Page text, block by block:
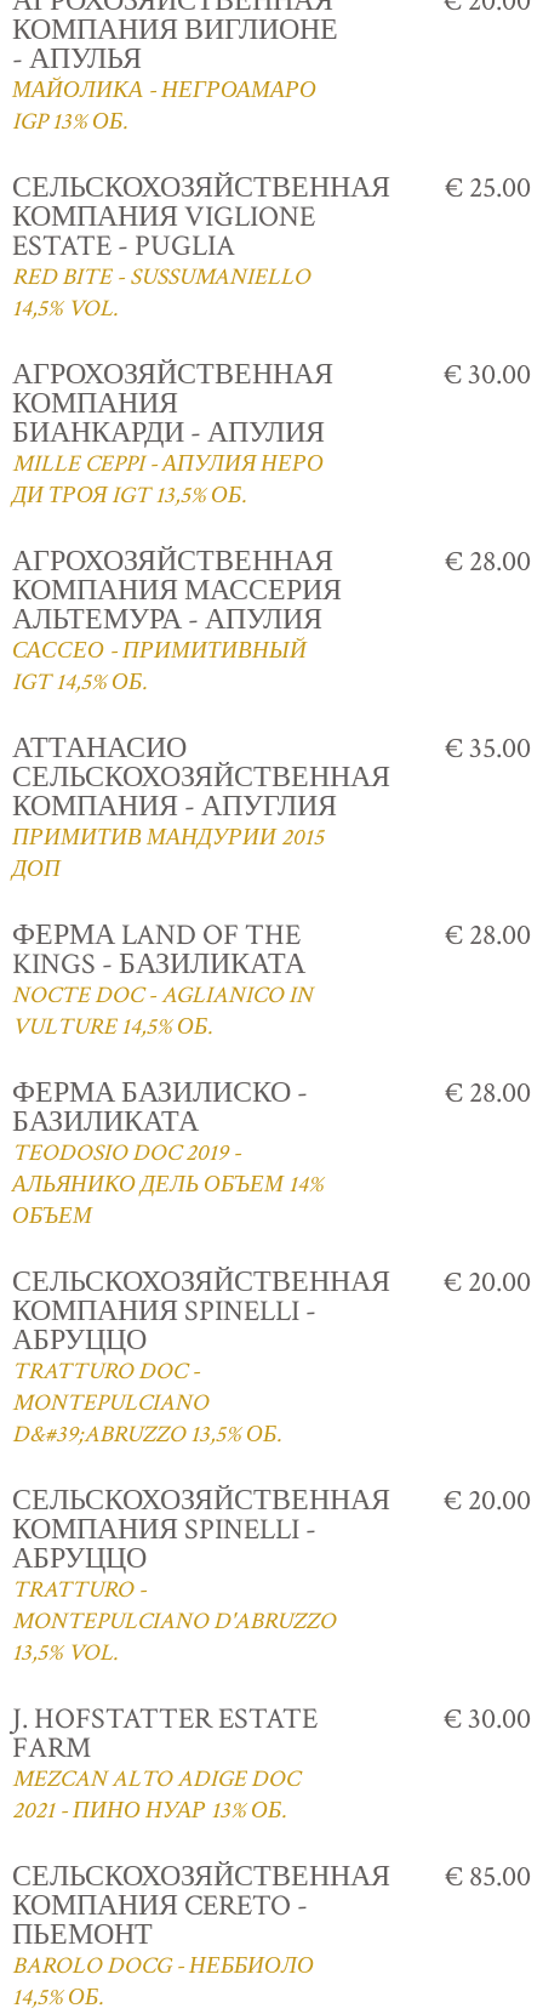
КОМПАНИЯ ВИГЛИОНЕ
- АПУЛЬЯ
МАЙОЛИКА - НЕГРОАМАРО
IGP 13% ОБ.
СЕЛЬСКОХОЗЯЙСТВЕННАЯ
КОМПАНИЯ VIGLIONE
ESTATE - PUGLIA
RED BITE - SUSSUMANIELLO
14,5% VOL.
€ 25.00
АГРОХОЗЯЙСТВЕННАЯ
КОМПАНИЯ
БИАНКАРДИ - АПУЛИЯ
MILLE CEPPI - АПУЛИЯ НЕРО
ДИ ТРОЯ IGT 13,5% ОБ.
€ 30.00
АГРОХОЗЯЙСТВЕННАЯ
КОМПАНИЯ МАССЕРИЯ
АЛЬТЕМУРА - АПУЛИЯ
САССЕО - ПРИМИТИВНЫЙ
IGT 14,5% ОБ.
€ 28.00
АТТАНАСИО
СЕЛЬСКОХОЗЯЙСТВЕННАЯ
КОМПАНИЯ - АПУГЛИЯ
ПРИМИТИВ МАНДУРИИ 2015
ДОП
€ 35.00
ФЕРМА LAND OF THE
KINGS - БАЗИЛИКАТА
NOCTE DOC - AGLIANICO IN
VULTURE 14,5% ОБ.
€ 28.00
ФЕРМА БАЗИЛИСКО -
БАЗИЛИКАТА
TEODOSIO DOC 2019 -
АЛЬЯНИКО ДЕЛЬ ОБЪЕМ 14%
ОБЪЕМ
€ 28.00
СЕЛЬСКОХОЗЯЙСТВЕННАЯ
КОМПАНИЯ SPINELLI -
АБРУЦЦО
TRATTURO DOC -
MONTEPULCIANO
D&#39;ABRUZZO 13,5% ОБ.
€ 20.00
СЕЛЬСКОХОЗЯЙСТВЕННАЯ
КОМПАНИЯ SPINELLI -
АБРУЦЦО
TRATTURO -
MONTEPULCIANO D'ABRUZZO
13,5% VOL.
€ 20.00
J. HOFSTATTER ESTATE
FARM
MEZCAN ALTO ADIGE DOC
2021 - ПИНО НУАР 13% ОБ.
€ 30.00
СЕЛЬСКОХОЗЯЙСТВЕННАЯ
КОМПАНИЯ CERETO -
ПЬЕМОНТ
BAROLO DOCG - НЕББИОЛО
14,5% ОБ.
€ 85.00